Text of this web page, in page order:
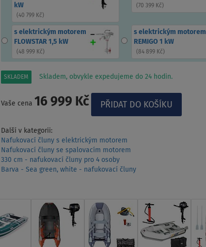
kW
(40 799 Kč)
( 70 399 Kč)
s elektrickým motorem
FLOWSTAR 1,5 kW
(48 999 Kč)
s elektrickým motorem
REMIGO 1 kW
(84 899 Kč)
SKLADEM Skladem, obvykle expedujeme do 24 hodin.
Vaše cena 16 999 Kč
Další v kategorii:
Nafukovací čluny s elektrickým motorem
Nafukovací čluny se spalovacím motorem
330 cm - nafukovací čluny pro 4 osoby
Barva - Sea green, white - nafukovací čluny